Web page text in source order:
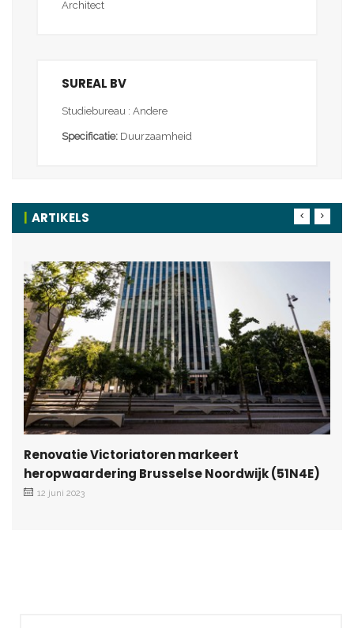
Architect
SUREAL BV
Studiebureau : Andere
Specificatie: Duurzaamheid
ARTIKELS
Renovatie Victoriatoren markeert
heropwaardering Brusselse Noordwijk (51N4E)
12 juni 2023